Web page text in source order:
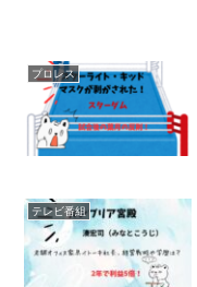
プロレス
テレビ番組